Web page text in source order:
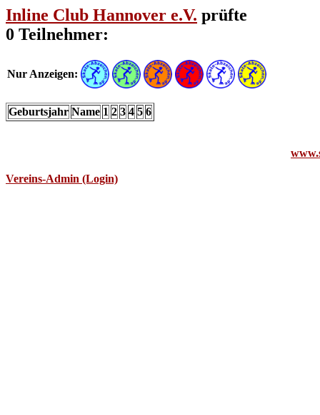
Inline Club Hannover e.V. prüfte
0 Teilnehmer:
Nur Anzeigen:
Geburtsjahr Name 1 2 3 4 5 6
Vereins-Admin (Login)